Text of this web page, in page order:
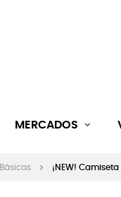
MERCADOS
Básicas ¡NEW!